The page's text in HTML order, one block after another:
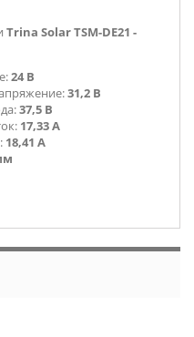
Trina Solar TSM-DE21 -
24 В
31,2 В
37,5 В
17,33 А
18,41 А